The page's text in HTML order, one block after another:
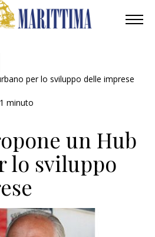
per lo sviluppo delle imprese
minuto
un Hub
lo sviluppo